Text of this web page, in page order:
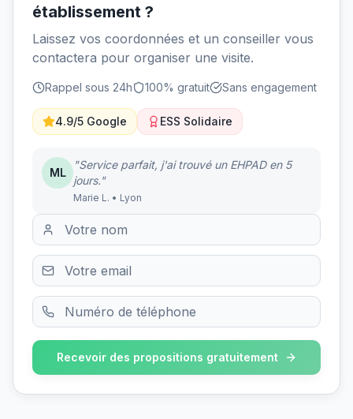
établissement ?
Laissez vos coordonnées et un conseiller vous
contactera pour organiser une visite.
Rappel sous 24h 100% gratuit Sans engagement
4.9/5 Google ESS Solidaire
ML
"Service parfait, j'ai trouvé un EHPAD en 5
jours."
Marie L. • Lyon
Recevoir des propositions gratuitement